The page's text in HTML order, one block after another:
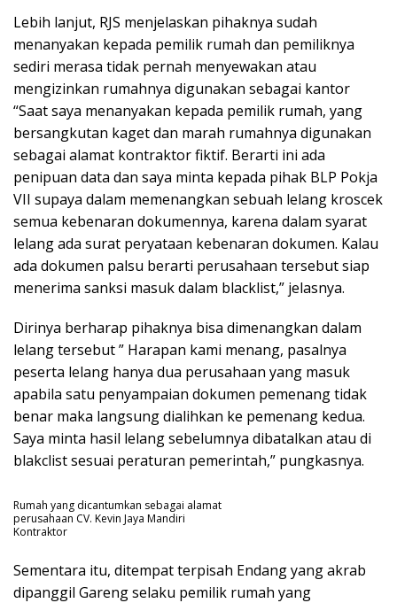
Lebih lanjut, RJS menjelaskan pihaknya sudah
menanyakan kepada pemilik rumah dan pemiliknya
sediri merasa tidak pernah menyewakan atau
mengizinkan rumahnya digunakan sebagai kantor
“Saat saya menanyakan kepada pemilik rumah, yang
bersangkutan kaget dan marah rumahnya digunakan
sebagai alamat kontraktor fiktif. Berarti ini ada
penipuan data dan saya minta kepada pihak BLP Pokja
VII supaya dalam memenangkan sebuah lelang kroscek
semua kebenaran dokumennya, karena dalam syarat
lelang ada surat peryataan kebenaran dokumen. Kalau
ada dokumen palsu berarti perusahaan tersebut siap
menerima sanksi masuk dalam blacklist,” jelasnya.
Dirinya berharap pihaknya bisa dimenangkan dalam
lelang tersebut ” Harapan kami menang, pasalnya
peserta lelang hanya dua perusahaan yang masuk
apabila satu penyampaian dokumen pemenang tidak
benar maka langsung dialihkan ke pemenang kedua.
Saya minta hasil lelang sebelumnya dibatalkan atau di
blakclist sesuai peraturan pemerintah,” pungkasnya.
Rumah yang dicantumkan sebagai alamat
perusahaan CV. Kevin Jaya Mandiri
Kontraktor
Sementara itu, ditempat terpisah Endang yang akrab
dipanggil Gareng selaku pemilik rumah yang